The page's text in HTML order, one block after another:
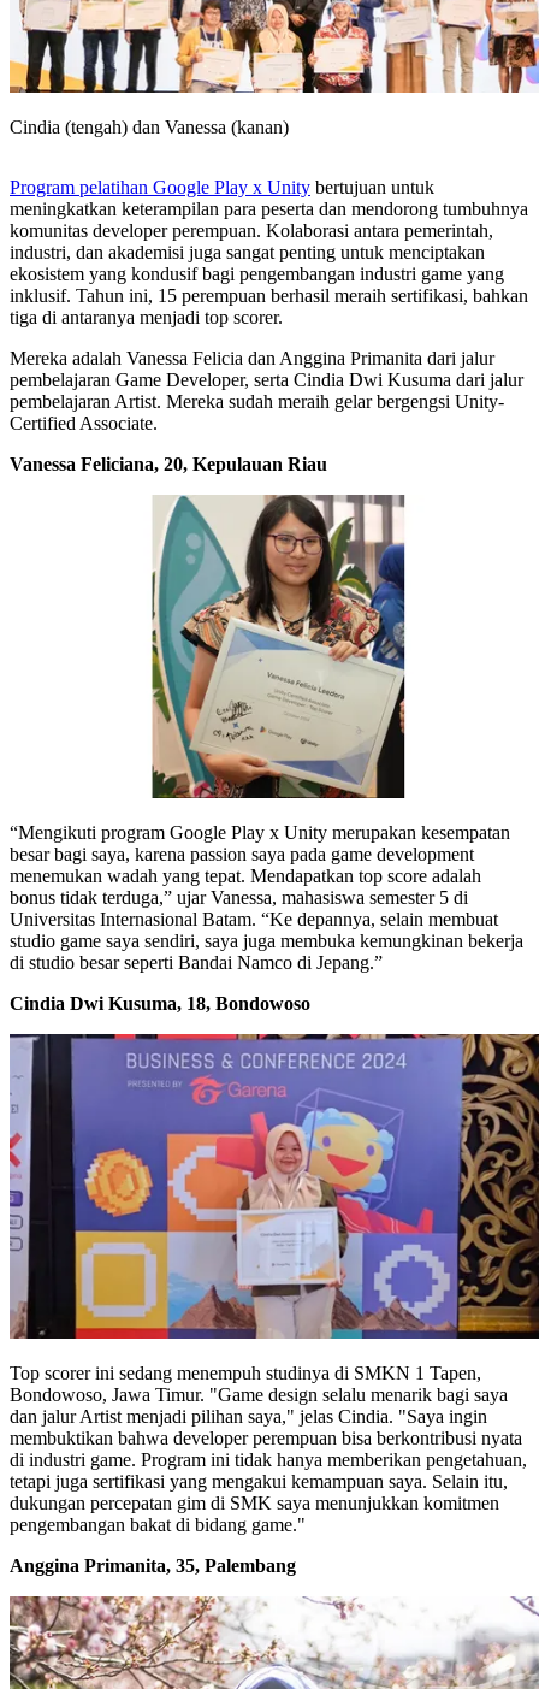
Cindia (tengah) dan Vanessa (kanan)
Program pelatihan Google Play x Unity bertujuan untuk
meningkatkan keterampilan para peserta dan mendorong tumbuhnya
komunitas developer perempuan. Kolaborasi antara pemerintah,
industri, dan akademisi juga sangat penting untuk menciptakan
ekosistem yang kondusif bagi pengembangan industri game yang
inklusif. Tahun ini, 15 perempuan berhasil meraih sertifikasi, bahkan
tiga di antaranya menjadi top scorer.
Mereka adalah Vanessa Felicia dan Anggina Primanita dari jalur
pembelajaran Game Developer, serta Cindia Dwi Kusuma dari jalur
pembelajaran Artist. Mereka sudah meraih gelar bergengsi Unity-
Certified Associate.
Vanessa Feliciana, 20, Kepulauan Riau
“Mengikuti program Google Play x Unity merupakan kesempatan
besar bagi saya, karena passion saya pada game development
menemukan wadah yang tepat. Mendapatkan top score adalah
bonus tidak terduga,” ujar Vanessa, mahasiswa semester 5 di
Universitas Internasional Batam. “Ke depannya, selain membuat
studio game saya sendiri, saya juga membuka kemungkinan bekerja
di studio besar seperti Bandai Namco di Jepang.”
Cindia Dwi Kusuma, 18, Bondowoso
Top scorer ini sedang menempuh studinya di SMKN 1 Tapen,
Bondowoso, Jawa Timur. "Game design selalu menarik bagi saya
dan jalur Artist menjadi pilihan saya," jelas Cindia. "Saya ingin
membuktikan bahwa developer perempuan bisa berkontribusi nyata
di industri game. Program ini tidak hanya memberikan pengetahuan,
tetapi juga sertifikasi yang mengakui kemampuan saya. Selain itu,
dukungan percepatan gim di SMK saya menunjukkan komitmen
pengembangan bakat di bidang game."
Anggina Primanita, 35, Palembang